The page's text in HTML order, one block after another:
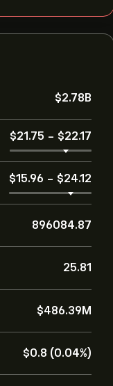
‎$‎2.78B
‎$‎21.75 - ‎$‎22.17
‎$‎15.96 - ‎$‎24.12
896084.87
25.81
‎$‎486.39M
‎$‎0.8 (0.04%)